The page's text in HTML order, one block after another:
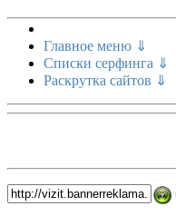
Главное меню ⇓
Списки серфинга ⇓
Раскрутка сайтов ⇓